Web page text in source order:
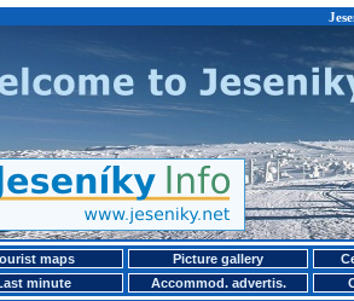
maps Picture gallery
minute
Accommod. advertis.